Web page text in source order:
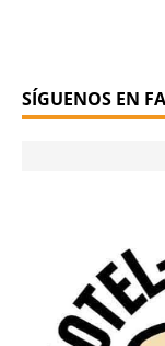
SÍGUENOS EN